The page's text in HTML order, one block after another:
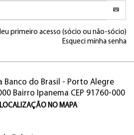
primeiro acesso (sócio ou não-sócio)
Esqueci minha senha
Banco do Brasil - Porto Alegre
Bairro Ipanema CEP 91760-000
NO MAPA